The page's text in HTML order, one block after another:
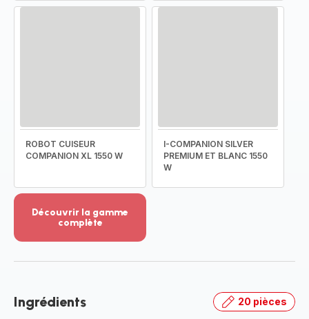
ROBOT CUISEUR
COMPANION XL 1550 W
I-COMPANION SILVER
PREMIUM ET BLANC 1550
W
Découvrir la gamme
complète
-
gamme
Ingrédients 20 pièces